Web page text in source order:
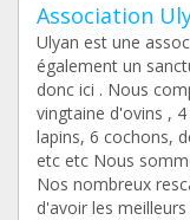
Association
Ulyan est une
également un
donc ici . Nous
vingtaine d'ovins ,
lapins, 6 cochons,
etc etc Nous
Nos nombreux
d'avoir les